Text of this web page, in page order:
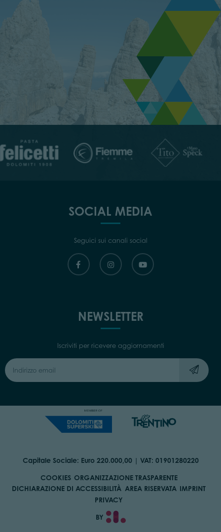
SOCIAL MEDIA
Seguici sui canali social
NEWSLETTER
Iscriviti per ricevere aggiornamenti
Capitale Sociale: Euro 220.000,00 | VAT: 01901280220
COOKIES ORGANIZZAZIONE TRASPARENTE
DICHIARAZIONE DI ACCESSIBILITÀ AREA RISERVATA IMPRINT
PRIVACY
BY